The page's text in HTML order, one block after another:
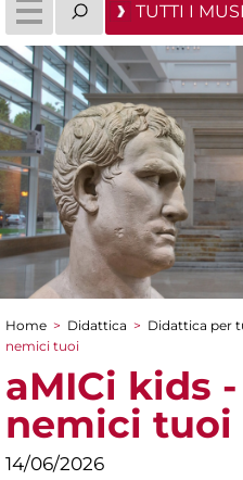
TUTTI I
Tu sei qui
Home > Didattica > Didattica per
nemici tuoi
aMICi kids
nemici tuoi
14/06/2026